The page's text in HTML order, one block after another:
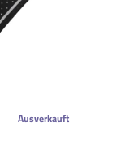
Ausverkauft